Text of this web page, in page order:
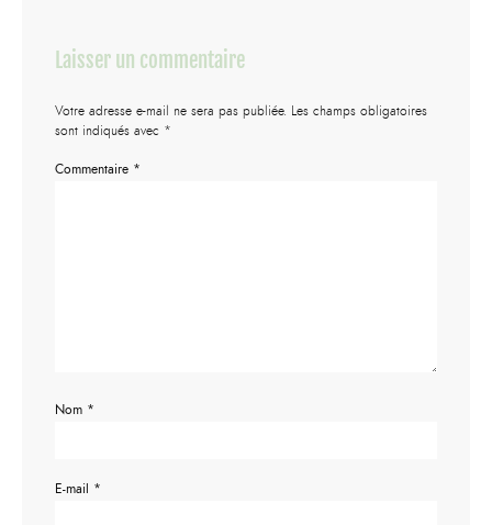
Laisser un commentaire
Votre adresse e-mail ne sera pas publiée. Les champs obligatoires
sont indiqués avec *
Commentaire *
Nom *
E-mail *